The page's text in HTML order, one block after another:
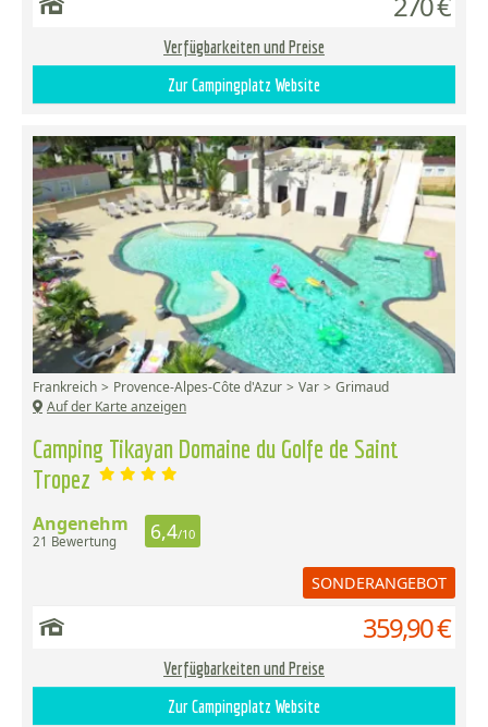
Verfügbarkeiten und Preise
Zur Campingplatz Website
Camping Tikayan Domaine du Golfe de Saint
Tropez
Frankreich Provence-Alpes-Côte d'Azur Var
Grimaud
Auf der Karte anzeigen
Angenehm
21 Bewertung 6,4/10
SONDERANGEBOT
359,90 €
Verfügbarkeiten und Preise
Zur Campingplatz Website